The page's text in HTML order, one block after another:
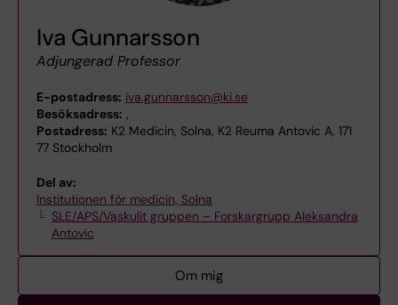
Iva Gunnarsson
Adjungerad Professor
E-postadress: iva.gunnarsson@ki.se
Besöksadress: ,
Postadress: K2 Medicin, Solna, K2 Reuma Antovic A, 171
77 Stockholm
Del av:
Institutionen för medicin, Solna
SLE/APS/Vaskulit gruppen – Forskargrupp Aleksandra
Antovic
Om mig